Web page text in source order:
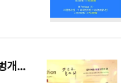
강서구모여라(facebook page) 1차 벙개 파티 @맛있는놀이터 2015.2.14